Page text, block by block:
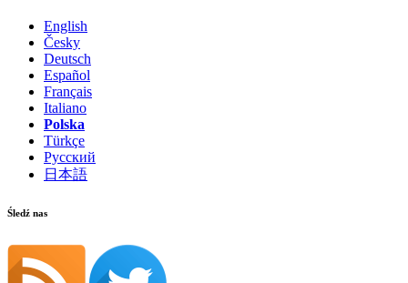
English
Česky
Deutsch
Español
Français
Italiano
Polska
Türkçe
Русский
日本語
Śledź nas